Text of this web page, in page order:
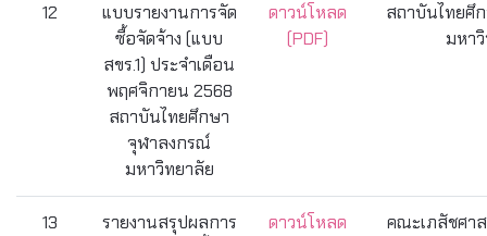
12
แบบรายงานการจัด
ซื้อจัดจ้าง (แบบ
สขร.1) ประจำเดือน
พฤศจิกายน 2568
สถาบันไทยศึกษา
จุฬาลงกรณ์
มหาวิทยาลัย
ดาวน์โหลด
(PDF)
สถาบันไทยศึ
มหา
13
รายงานสรุปผลการ
ดาวน์โหลด
คณะเภสัชศา